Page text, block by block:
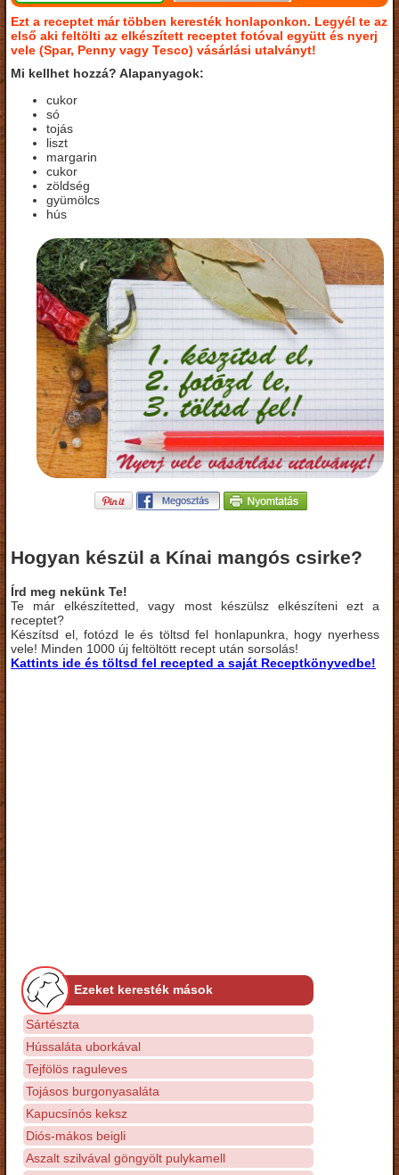
Ezt a receptet már többen keresték honlaponkon. Legyél te az
első aki feltölti az elkészített receptet fotóval együtt és nyerj
vele (Spar, Penny vagy Tesco) vásárlási utalványt!
Mi kellhet hozzá? Alapanyagok:
cukor
só
tojás
liszt
margarin
cukor
zöldség
gyümölcs
hús
Hogyan készül a Kínai mangós csirke?
Írd meg nekünk Te!
Te már elkészítetted, vagy most készülsz elkészíteni ezt a
receptet?
Készítsd el, fotózd le és töltsd fel honlapunkra, hogy nyerhess
vele! Minden 1000 új feltöltött recept után sorsolás!
Kattints ide és töltsd fel recepted a saját Receptkönyvedbe!
Ezeket keresték mások
Sártészta
Hússaláta uborkával
Tejfölös raguleves
Tojásos burgonyasaláta
Kapucsínós keksz
Diós-mákos beigli
Aszalt szilvával göngyölt pulykamell